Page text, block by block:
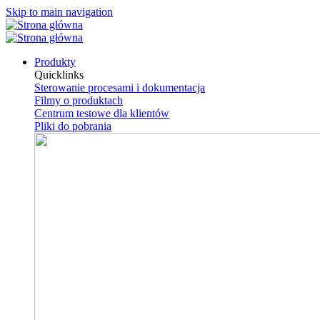
Skip to main navigation
Produkty
Quicklinks
Sterowanie procesami i dokumentacja
Filmy o produktach
Centrum testowe dla klientów
Pliki do pobrania